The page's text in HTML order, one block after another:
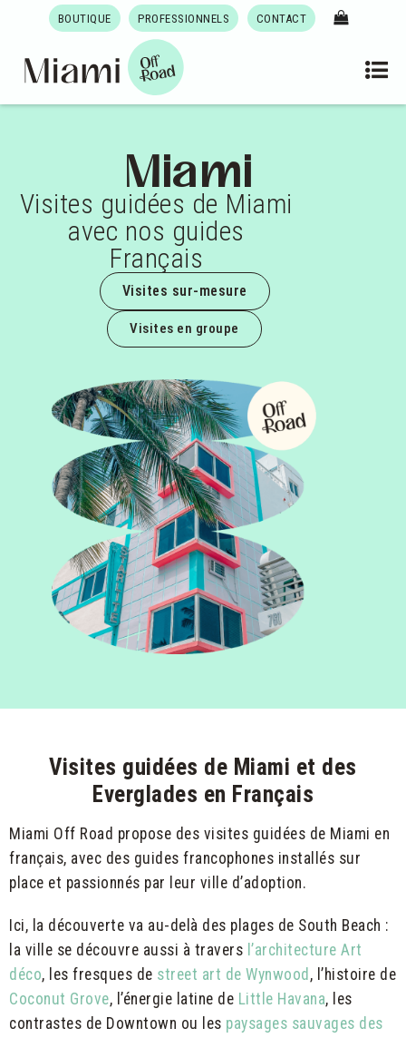
BOUTIQUE PROFESSIONNELS CONTACT
Miami
Visites guidées de Miami
avec nos guides
Français
Visites sur-mesure
Visites en groupe
Visites guidées de Miami et des
Everglades en Français
Miami Off Road propose des visites guidées de Miami en
français, avec des guides francophones installés sur
place et passionnés par leur ville d’adoption.
Ici, la découverte va au-delà des plages de South Beach :
la ville se découvre aussi à travers l’architecture Art
déco, les fresques de street art de Wynwood , l’histoire de
Coconut Grove, l’énergie latine de Little Havana, les
contrastes de Downtown ou les paysages sauvages des